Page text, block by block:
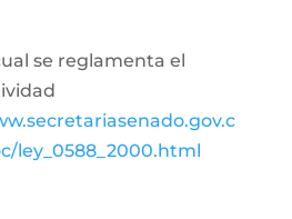
se reglamenta el
ley_0588_2000.html